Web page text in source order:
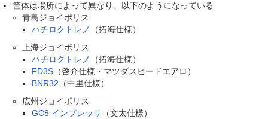
筐体は場所によって異なり、以下のようになっている
青島ジョイポリス
ハチロクトレノ
（拓海仕様）
上海ジョイポリス
ハチロクトレノ
（拓海仕様）
FD3S （啓介仕様・マツダスピードエアロ）
BNR32 （中里仕様）
広州ジョイポリス
GC8 インプレッサ （文太仕様）